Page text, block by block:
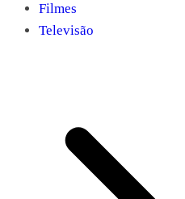
Filmes
Televisão